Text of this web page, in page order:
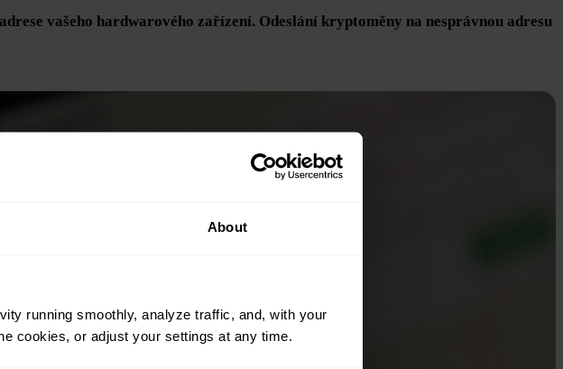
About
running smoothly, analyze traffic, and, with your
cookies, or adjust your settings at any time.
vašeho hardwarového zařízení. Odeslání kryptoměny na nesprávnou adresu